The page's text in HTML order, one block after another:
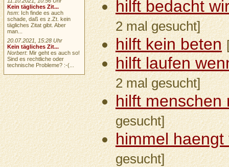
hilft bedacht
2 mal gesucht]
hilft kein beten
hilft laufen
2 mal gesucht]
hilft menschen
gesucht]
himmel haengt
gesucht]
Kein tägliches Zit...
hsm: Ich finde es auch
schade, daß es z.Zt. kein
tägliches Zitat gibt. Aber
man...
20.07.2021, 15:28 Uhr
Kein tägliches Zit...
Norbert: Mir geht es auch so!
Sind es rechtliche oder
technische Probleme? :-(...